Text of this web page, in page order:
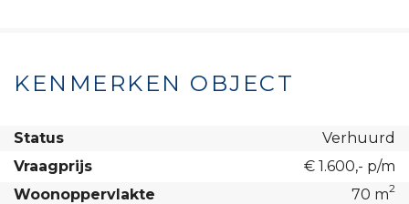
KENMERKEN OBJECT
Status
Verhuurd
Vraagprijs
€ 1.600,- p/m
Woonoppervlakte
70 m2